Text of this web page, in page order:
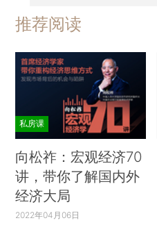
推荐阅读
私房课
向松祚：宏观经济70
讲，带你了解国内外
经济大局
2022年04月06日